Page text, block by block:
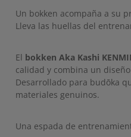
Un bokken acompaña a su
Lleva las huellas del
El bokken Aka Kashi
calidad y combina un
Desarrollado para budōka
materiales genuinos.
Una espada de